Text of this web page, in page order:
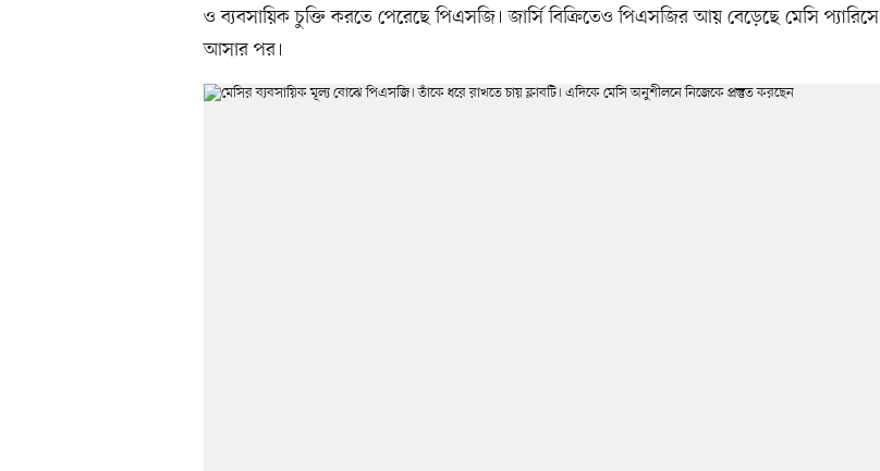
ও ব্যবসায়িক চুক্তি করতে পেরেছে পিএসজি। জার্সি বিক্রিতেও পিএসজির আয় বেড়েছে মেসি প্যারিসে
আসার পর।